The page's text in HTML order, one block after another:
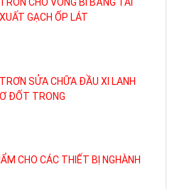
GẠCH ỐP LÁT
SỬA CHỮA ĐẦU XI LANH
ĐỐT TRONG
CHO CÁC THIẾT BỊ NGHÀNH